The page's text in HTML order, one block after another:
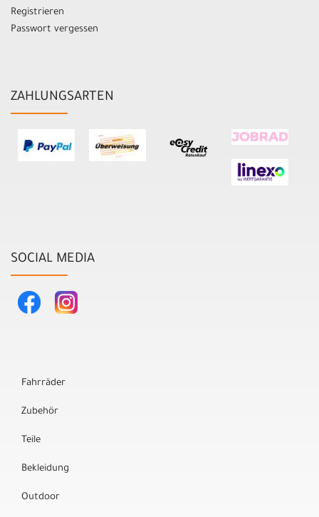
Registrieren
Passwort vergessen
ZAHLUNGSARTEN
SOCIAL MEDIA
Fahrräder
Zubehör
Teile
Bekleidung
Outdoor